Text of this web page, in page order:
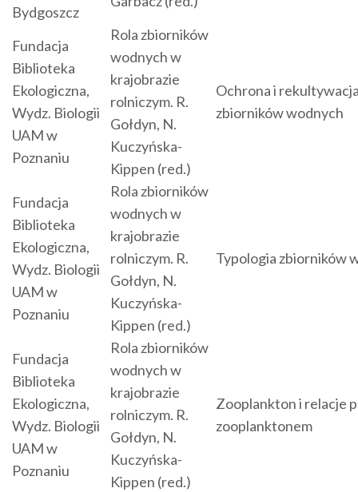
Bydgoszcz
Fundacja
Biblioteka
Ekologiczna,
Wydz. Biologii
UAM w
Poznaniu
Rola zbiorników
wodnych w
krajobrazie
rolniczym. R.
Gołdyn, N.
Kuczyńska-
Kippen (red.)
Ochrona i
zbiorników wodnych
Fundacja
Biblioteka
Ekologiczna,
Wydz. Biologii
UAM w
Poznaniu
Rola zbiorników
wodnych w
krajobrazie
rolniczym. R.
Gołdyn, N.
Kuczyńska-
Kippen (red.)
Typologia zbiorników
Fundacja
Biblioteka
Ekologiczna,
Wydz. Biologii
UAM w
Poznaniu
Rola zbiorników
wodnych w
krajobrazie
rolniczym. R.
Gołdyn, N.
Kuczyńska-
Kippen (red.)
Zooplankton i relacje
zooplanktonem